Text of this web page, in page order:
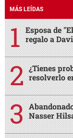
MÁS LEÍDAS
Esposa de
regalo a
¿Tienes
resolverlo
Nasser